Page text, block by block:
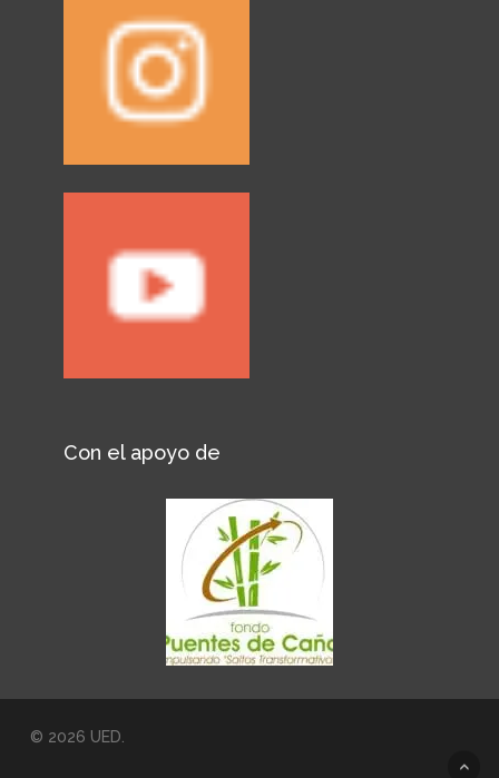
Con el apoyo de
© 2026 UED.